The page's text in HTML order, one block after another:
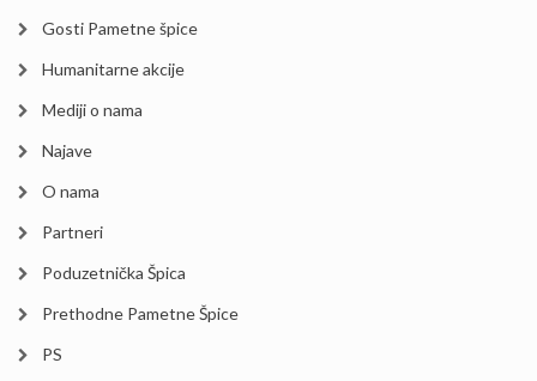
Gosti Pametne špice
Humanitarne akcije
Mediji o nama
Najave
O nama
Partneri
Poduzetnička Špica
Prethodne Pametne Špice
PS